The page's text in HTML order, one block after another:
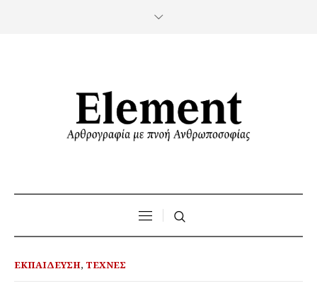
ΕΚΠΑΊΔΕΥΣΗ, ΤΈΧΝΕΣ